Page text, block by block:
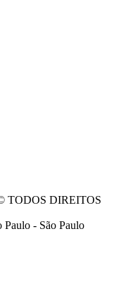
TODOS DIREITOS
Paulo - São Paulo